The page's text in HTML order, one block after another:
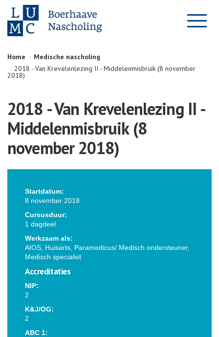
Home
Medische nascholing
2018 - Van Krevelenlezing II - Middelenmisbruik (8 november
2018)
2018 - Van Krevelenlezing II -
Middelenmisbruik (8
november 2018)
Startdatum:
8 november 2018
Cursusduur:
1 dagdeel
Werkzaam als:
AIOS, Huisarts, Paramedicus/ Medisch ondersteuner,
Medisch specialist
Accreditaties
NIP:
2
K&J/OG:
2
ABC 1: